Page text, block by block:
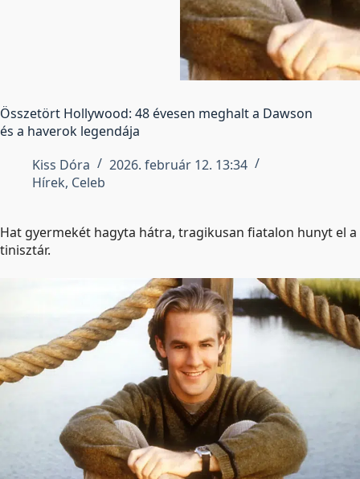
Összetört Hollywood: 48 évesen meghalt a Dawson
és a haverok legendája
Kiss Dóra
2026. február 12. 13:34
Hírek, Celeb
Hat gyermekét hagyta hátra, tragikusan fiatalon hunyt el a
tinisztár.